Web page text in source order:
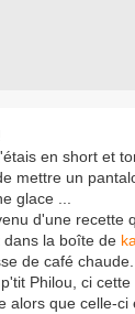
en short et
mettre un
glace ...
d'une recette
dans la boîte de
de café chaude.
Philou, ci
alors que celle-ci